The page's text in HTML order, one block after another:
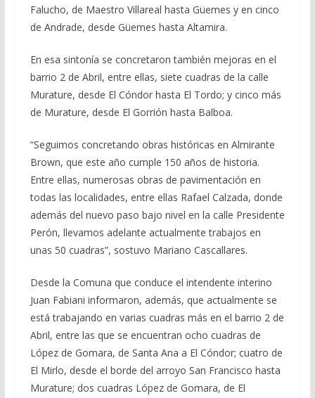
Falucho, de Maestro Villareal hasta Güemes y en cinco
de Andrade, desde Güemes hasta Altamira.
En esa sintonía se concretaron también mejoras en el
barrio 2 de Abril, entre ellas, siete cuadras de la calle
Murature, desde El Cóndor hasta El Tordo; y cinco más
de Murature, desde El Gorrión hasta Balboa.
“Seguimos concretando obras históricas en Almirante
Brown, que este año cumple 150 años de historia.
Entre ellas, numerosas obras de pavimentación en
todas las localidades, entre ellas Rafael Calzada, donde
además del nuevo paso bajo nivel en la calle Presidente
Perón, llevamos adelante actualmente trabajos en
unas 50 cuadras”, sostuvo Mariano Cascallares.
Desde la Comuna que conduce el intendente interino
Juan Fabiani informaron, además, que actualmente se
está trabajando en varias cuadras más en el barrio 2 de
Abril, entre las que se encuentran ocho cuadras de
López de Gomara, de Santa Ana a El Cóndor; cuatro de
El Mirlo, desde el borde del arroyo San Francisco hasta
Murature; dos cuadras López de Gomara, de El